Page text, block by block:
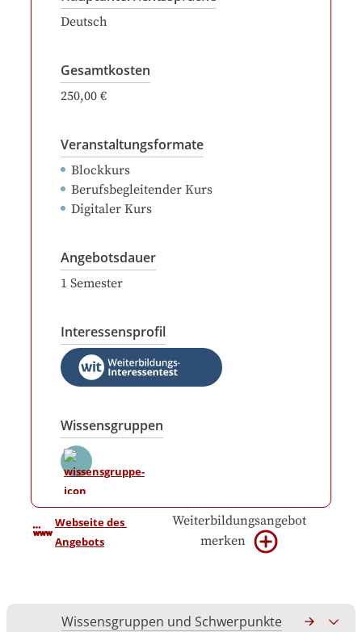
Deutsch
Gesamtkosten
250,00 €
Veranstaltungsformate
Blockkurs
Berufsbegleitender Kurs
Digitaler Kurs
Angebotsdauer
1 Semester
Interessensprofil
Wissensgruppen
Webseite des
Angebots
Weiterbildungsangebot
merken
Wissensgruppen und Schwerpunkte